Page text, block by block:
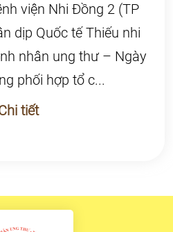
viện Nhi Đồng 2 (TP
dịp Quốc tế Thiếu nhi
nhân ung thư – Ngày
phối hợp tổ c...
tiết